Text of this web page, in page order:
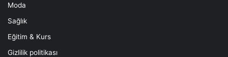
Moda
Sağlık
Eğitim & Kurs
Gizlilik politikası